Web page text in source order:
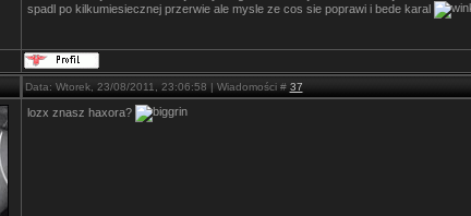
spadl po kilkumiesiecznej przerwie ale mysle ze cos sie poprawi i bede karal
Data: Wtorek, 23/08/2011, 23:06:58 | Wiadomości # 37
lozx znasz haxora?